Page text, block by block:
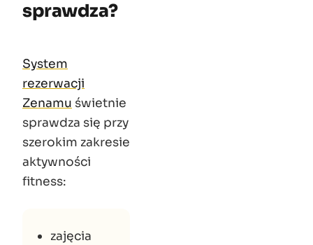
sprawdza?
System
rezerwacji
Zenamu świetnie
sprawdza się przy
szerokim zakresie
aktywności
fitness:
zajęcia